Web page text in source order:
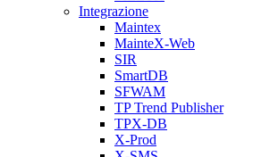
Integrazione
Maintex
MainteX-Web
SIR
SmartDB
SFWAM
TP Trend Publisher
TPX-DB
X-Prod